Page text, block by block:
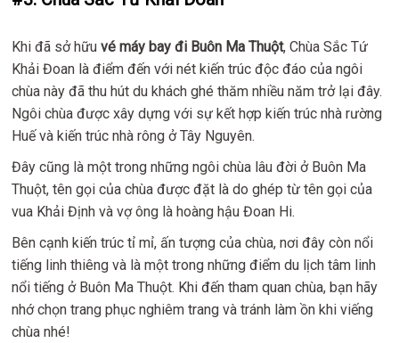
Khi đã sở hữuvé máy bay đi Buôn Ma Thuột, Chùa Sắc Tứ
Khải Đoan là điểm đến với nét kiến trúc độc đáo của ngôi
chùa này đã thu hút du khách ghé thăm nhiều năm trở lại đây.
Ngôi chùa được xây dựng với sự kết hợp kiến trúc nhà rường
Huế và kiến trúc nhà rông ở Tây Nguyên.
Đây cũng là một trong những ngôi chùa lâu đời ở Buôn Ma
Thuột, tên gọi của chùa được đặt là do ghép từ tên gọi của
vua Khải Định và vợ ông là hoàng hậu Đoan Hi.
Bên cạnh kiến trúc tỉ mỉ, ấn tượng của chùa, nơi đây còn nổi
tiếng linh thiêng và là một trong những điểm du lịch tâm linh
nổi tiếng ở Buôn Ma Thuột. Khi đến tham quan chùa, bạn hãy
nhớ chọn trang phục nghiêm trang và tránh làm ồn khi viếng
chùa nhé!